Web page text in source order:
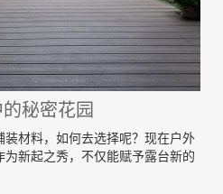
秘密花园
材料，如何去选择呢？现在户外
新起之秀，不仅能赋予露台新的